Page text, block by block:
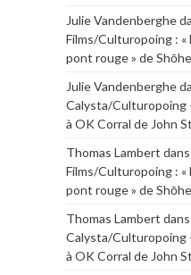
Julie Vandenberghe
Films/Culturopoing : «
pont rouge » de
Julie Vandenberghe
Calysta/Culturopoing
à OK Corral de John
Thomas Lambert dans
Films/Culturopoing : «
pont rouge » de
Thomas Lambert dans
Calysta/Culturopoing
à OK Corral de John